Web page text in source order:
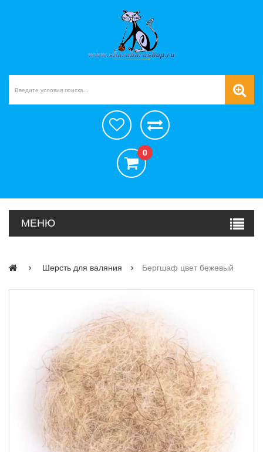
0
МЕНЮ
Шерсть для валяния Бергшаф цвет бежевый